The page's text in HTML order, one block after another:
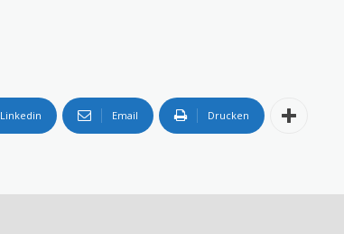
Linkedin Email Drucken